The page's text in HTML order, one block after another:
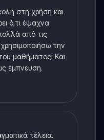
στη χρήση και
ό,τι έψαχνα
από τις
την
μαθήματος! Και
έμπνευση.
τέλεια.